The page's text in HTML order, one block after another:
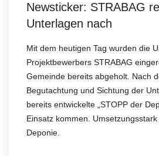
Newsticker: STRABAG
Unterlagen nach
Mit dem heutigen Tag wurden die
Projektbewerbers STRABAG
Gemeinde bereits abgeholt. Nach
Begutachtung und Sichtung der
bereits entwickelte „STOPP der
Einsatz kommen.
Deponie.